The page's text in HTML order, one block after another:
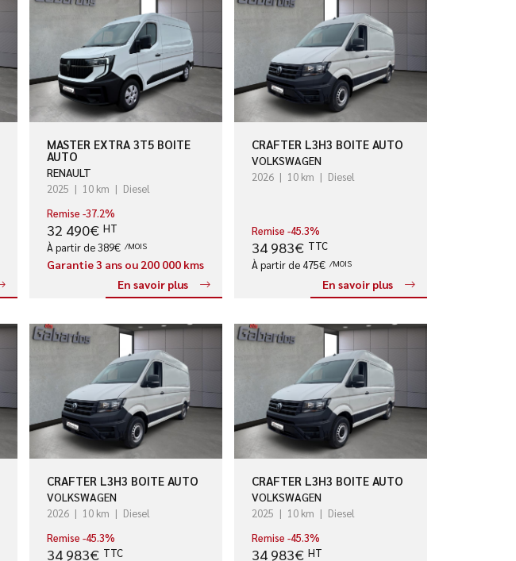
MASTER EXTRA 3T5 BOITE
AUTO
RENAULT
2025 10 km
Diesel
Remise -37.2%
32 490€ HT
À partir de 389€ /MOIS
Garantie 3 ans ou 200 000 kms
En savoir plus
CRAFTER L3H3 BOITE AUTO
VOLKSWAGEN
2026 10 km Diesel
Remise -45.3%
34 983€ TTC
À partir de 475€ /MOIS
En savoir plus
CRAFTER L3H3 BOITE AUTO
VOLKSWAGEN
2026 10 km
Diesel
Remise -45.3%
34 983€ TTC
CRAFTER L3H3 BOITE AUTO
VOLKSWAGEN
2025 10 km
Diesel
Remise -45.3%
34 983€ HT